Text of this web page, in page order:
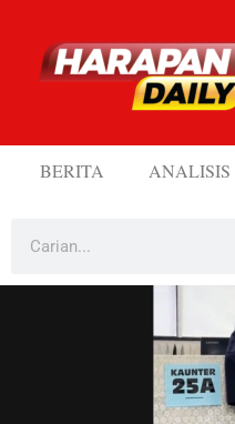
BERITA ANALISIS